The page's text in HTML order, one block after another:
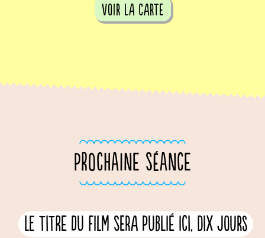
voir la carte
PROCHAINE SÉANCE
Le titre du film sera publié ici, dix jours